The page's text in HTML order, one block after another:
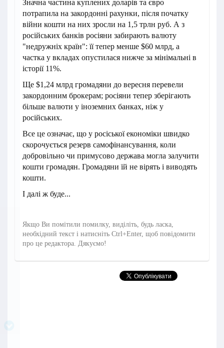
Значна частина куплених доларів та євро
потрапила на закордонні рахунки, після початку
війни кошти на них зросли на 1,5 трлн руб. А з
російських банків росіяни забирають валюту
"недружніх країн": її тепер менше $60 млрд, а
частка у вкладах опустилася нижче за мінімальні в
історії 11%.
Ще $1,24 млрд громадяни до вересня перевели
закордонним брокерам; росіяни тепер зберігають
більше валюти у іноземних банках, ніж у
російських.
Все це означає, що у росіської економіки швидко
скорочується резерв самофінансування, коли
добровільно чи примусово держава могла залучити
кошти громадян. Громадяни їй не вірять і виводять
кошти.
І далі ж буде...
Якщо Ви помітили помилку, виділіть, будь ласка,
необхідний текст і натисніть Ctrl+Enter, щоб повідомити
про це редактора. Дякуємо!